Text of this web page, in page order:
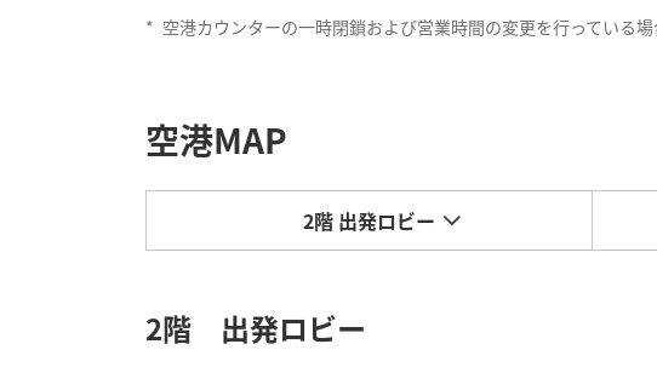
* 空港カウンターの一時閉鎖および営業時間の変更を行っている場
空港MAP
2階 出発ロビー
2階 出発ロビー